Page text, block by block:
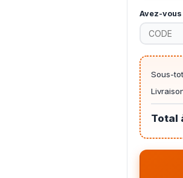
Avez-vous
Sous-
Total